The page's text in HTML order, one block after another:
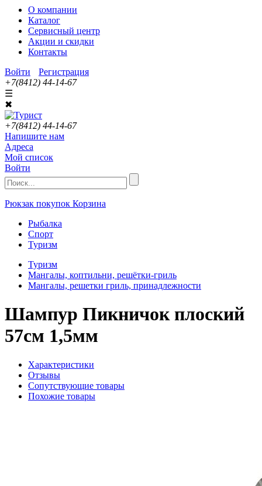
О компании
Каталог
Сервисный центр
Акции и скидки
Контакты
Войти
Регистрация
+7(8412) 44-14-67
☰
✖
+7(8412) 44-14-67
Напишите нам
Адреса
Мой список
Войти
Рюкзак покупок Корзина
Рыбалка
Спорт
Туризм
Туризм
Мангалы, коптильни, решётки-гриль
Мангалы, решетки гриль, принадлежности
Шампур Пикничок плоский
57см 1,5мм
Характеристики
Отзывы
Сопутствующие товары
Похожие товары